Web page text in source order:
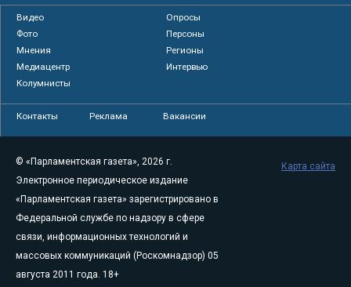
Видео
Опросы
Фото
Персоны
Мнения
Регионы
Медиацентр
Интервью
Колумнисты
Контакты Реклама Вакансии
© «Парламентская газета», 2026 г.
Электронное периодическое издание
«Парламентская газета» зарегистрировано в
Федеральной службе по надзору в сфере
связи, информационных технологий и
массовых коммуникаций (Роскомнадзор) 05
августа 2011 года. 18+
Карта сайта